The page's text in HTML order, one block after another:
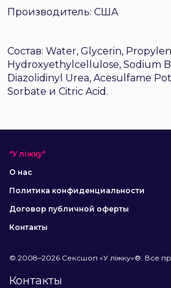
Производитель: США
Состав: Water, Glycerin,
Hydroxyethylcellulose, Sodium
Diazolidinyl Urea, Acesulfame
Sorbate и Citric Acid.
"У ліжку"
О нас
Политика конфиденциальности
Договор публичной оферты
Контакты
© 2008–2026 Сексшоп «У ліжку»®. Все
Контакты